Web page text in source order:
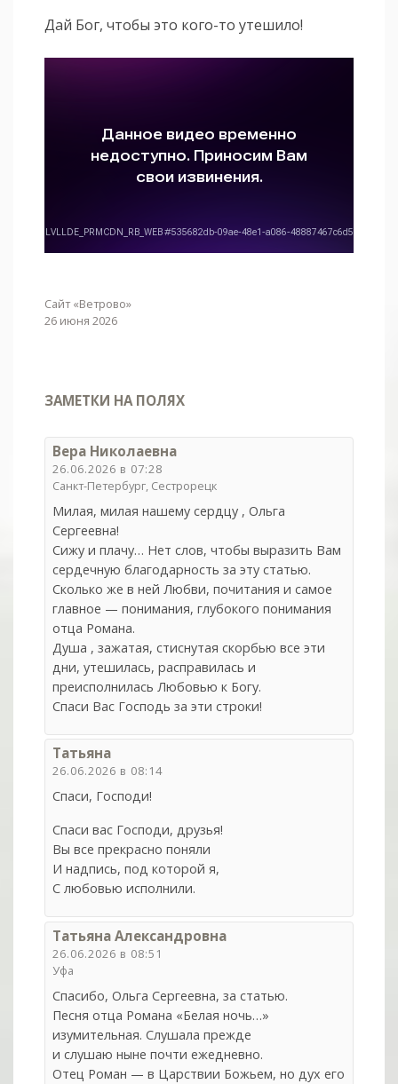
Дай Бог, чтобы это кого-то утешило!
Сайт «Ветрово»
26 июня 2026
ЗАМЕТКИ НА ПОЛЯХ
Вера Николаевна
26.06.2026 в 07:28
Санкт-Петербург, Сестрорецк
Милая, милая нашему сердцу , Ольга
Сергеевна!
Сижу и плачу… Нет слов, чтобы выразить Вам
сердечную благодарность за эту статью.
Сколько же в ней Любви, почитания и самое
главное — понимания, глубокого понимания
отца Романа.
Душа , зажатая, стиснутая скорбью все эти
дни, утешилась, расправилась и
преисполнилась Любовью к Богу.
Спаси Вас Господь за эти строки!
Татьяна
26.06.2026 в 08:14
Спаси, Господи!
Спаси вас Господи, друзья!
Вы все прекрасно поняли
И надпись, под которой я,
С любовью исполнили.
Татьяна Александровна
26.06.2026 в 08:51
Уфа
Спасибо, Ольга Сергеевна, за статью.
Песня отца Романа «Белая ночь…»
изумительная. Cлушала прежде
и слушаю ныне почти ежедневно.
Отец Роман — в Царствии Божьем, но дух его